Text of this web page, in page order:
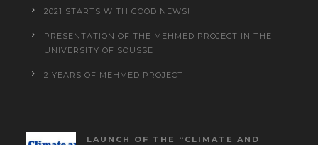
2021 STARTS WITH GOOD NEWS!
PRESENTATION OF THE MEHMED PROJECT IN THE
UNIVERSITY OF SOUSSE
2 YEARS OF MEHMED PROJECT
LAUNCH OF THE “CLIMATE AND